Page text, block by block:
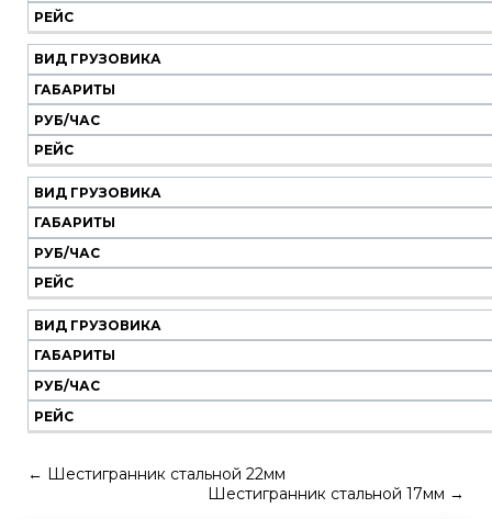
РЕЙС
ВИД ГРУЗОВИКА
ГАБАРИТЫ
РУБ/ЧАС
РЕЙС
ВИД ГРУЗОВИКА
ГАБАРИТЫ
РУБ/ЧАС
РЕЙС
ВИД ГРУЗОВИКА
ГАБАРИТЫ
РУБ/ЧАС
РЕЙС
← Шестигранник стальной 22мм
Шестигранник стальной 17мм →